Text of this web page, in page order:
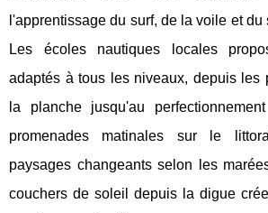
l'apprentissage du surf, de la voile et
Les écoles nautiques locales
adaptés à tous les niveaux, depuis les
la planche jusqu'au
promenades matinales sur le
paysages changeants selon les
couchers de soleil depuis la digue